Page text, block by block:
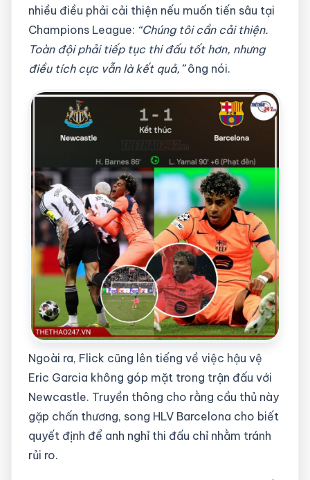
nhiều điều phải cải thiện nếu muốn tiến sâu tại
Champions League: “Chúng tôi cần cải thiện.
Toàn đội phải tiếp tục thi đấu tốt hơn, nhưng
điều tích cực vẫn là kết quả,”ông nói.
Ngoài ra, Flick cũng lên tiếng về việc hậu vệ
Eric Garcia không góp mặt trong trận đấu với
Newcastle. Truyền thông cho rằng cầu thủ này
gặp chấn thương, song HLV Barcelona cho biết
quyết định để anh nghỉ thi đấu chỉ nhằm tránh
rủi ro.